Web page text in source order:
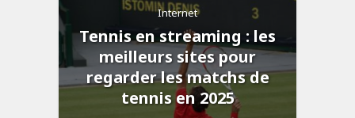
Internet
Tennis en streaming : les
meilleurs sites pour
regarder les matchs de
tennis en 2025